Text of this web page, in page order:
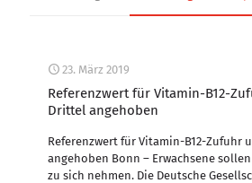
23. März 2019
Referenzwert für Vitamin-B12-
Drittel angehoben
Referenzwert für Vitamin-B12-Zufuhr
angehoben Bonn – Erwachsene
zu sich nehmen. Die Deutsche